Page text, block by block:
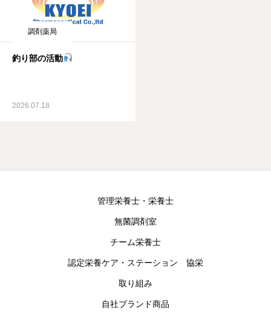
調剤薬局
釣り部の活動
2026.07.18
管理栄養士・栄養士
無菌調剤室
チーム栄養士
認定栄養ケア・ステーション 協栄
取り組み
自社ブランド商品